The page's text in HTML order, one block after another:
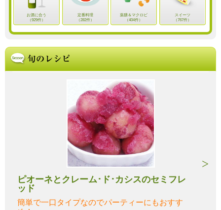
お酒に合う
（929件）
定番料理
（282件）
薬膳＆マクロビ
（404件）
スイーツ
（767件）
ピオーネとクレーム･ド･カシスのセミフレ
ッド
簡単で一口タイプなのでパーティーにもおすす